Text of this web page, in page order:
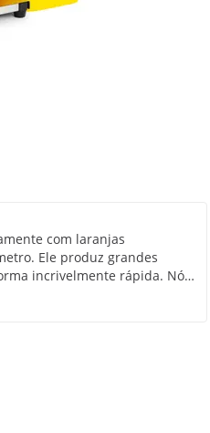
com laranjas
Ele produz grandes
incrivelmente rápida. Nós